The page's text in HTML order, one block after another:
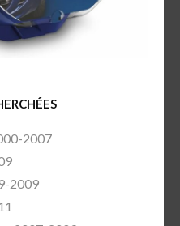
2007
2009